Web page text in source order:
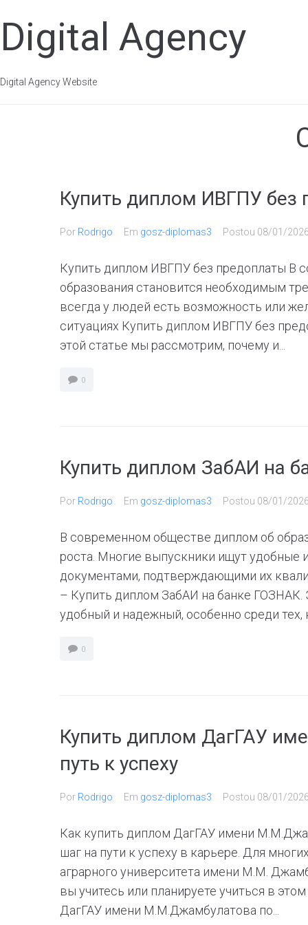
Digital Agency
Digital Agency Website
Купить диплом ИВГПУ без
Por Rodrigo Em gosz-diplomas3 Postou 08/01/
Купить диплом ИВГПУ без предоплаты В
образования становится необходимым
всегда у людей есть возможность или
ситуациях Купить диплом ИВГПУ без
этой статье мы рассмотрим, почему и...
0
Купить диплом ЗабАИ на
Por Rodrigo Em gosz-diplomas3 Postou 08/01/
В современном обществе диплом об
роста. Многие выпускники ищут
документами, подтверждающими их
– Купить диплом ЗабАИ на банке ГОЗНАК.
удобный и надежный, особенно среди тех,
0
Купить диплом ДагГАУ
путь к успеху
Por Rodrigo Em gosz-diplomas3 Postou 08/01/
Как купить диплом ДагГАУ имени
шаг на пути к успеху в карьере. Для
аграрного университета имени М.М.
вы учитесь или планируете учиться в
ДагГАУ имени М.М.Джамбулатова по...